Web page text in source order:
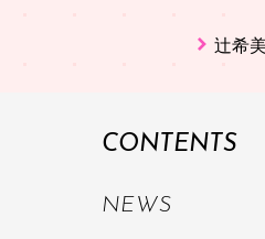
辻希
CONTENTS
NEWS